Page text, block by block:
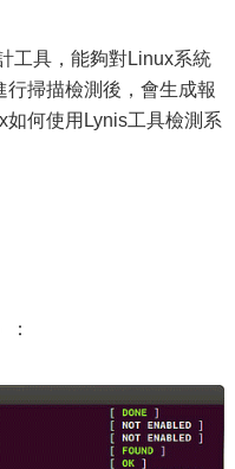
具，能夠對Linux系統
掃描檢測後，會生成報
何使用Lynis工具檢測系